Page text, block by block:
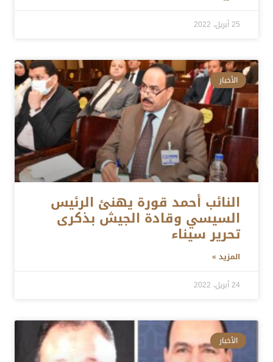
25 أبريل، 2022
الأخبار
النائب أحمد قورة يهنئ الرئيس
السيسي وقادة الجيش بذكرى
تحرير سيناء
المزيد »
24 أبريل، 2022
الأخبار